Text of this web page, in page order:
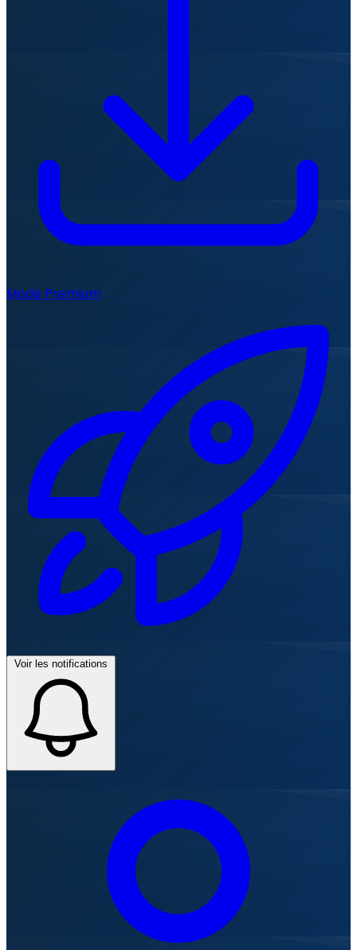
Mode Premium
Voir les notifications